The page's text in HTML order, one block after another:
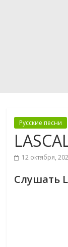
Русские песни
12 октября,
Слушать